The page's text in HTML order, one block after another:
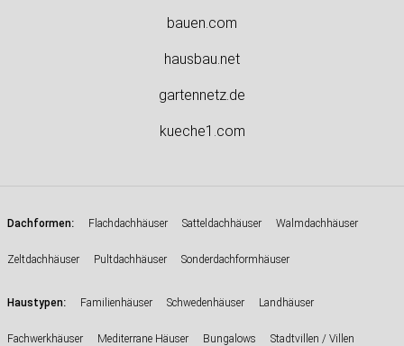
bauen.com
hausbau.net
gartennetz.de
kueche1.com
Dachformen: Flachdachhäuser Satteldachhäuser Walmdachhäuser
Zeltdachhäuser Pultdachhäuser Sonderdachformhäuser
Haustypen: Familienhäuser Schwedenhäuser Landhäuser
Fachwerkhäuser Mediterrane Häuser Bungalows Stadtvillen / Villen